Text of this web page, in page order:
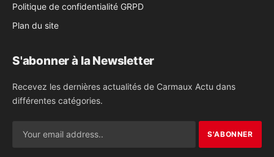
Politique de confidentialité GRPD
Plan du site
S'abonner à la Newsletter
Recevez les dernières actualités de Carmaux Actu dans
différentes catégories.